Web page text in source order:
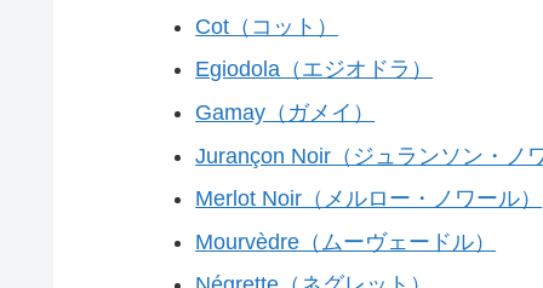
Cot（コット）
Egiodola（エジオドラ）
Gamay（ガメイ）
Jurançon Noir（ジュランソン・ノ
Merlot Noir（メルロー・ノワール）
Mourvèdre（ムーヴェードル）